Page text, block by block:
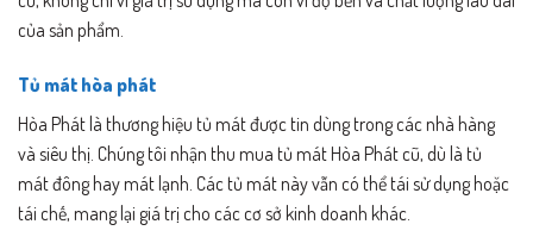
của sản phẩm.
Tủ mát hòa phát
Hòa Phát là thương hiệu tủ mát được tin dùng trong các nhà hàng
và siêu thị. Chúng tôi nhận thu mua tủ mát Hòa Phát cũ, dù là tủ
mát đông hay mát lạnh. Các tủ mát này vẫn có thể tái sử dụng hoặc
tái chế, mang lại giá trị cho các cơ sở kinh doanh khác.